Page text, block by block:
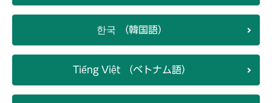
한국 （韓国語）
Tiếng Việt （ベトナム語）